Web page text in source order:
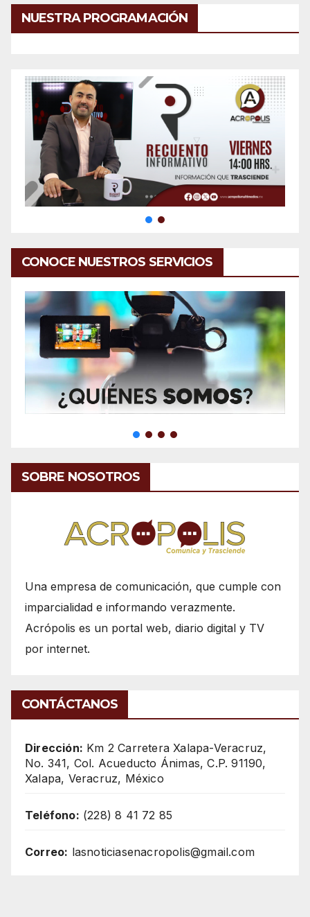
NUESTRA PROGRAMACIÓN
CONOCE NUESTROS SERVICIOS
SOBRE NOSOTROS
Una empresa de comunicación, que cumple con
imparcialidad e informando verazmente.
Acrópolis es un portal web, diario digital y TV
por internet.
CONTÁCTANOS
Dirección: Km 2 Carretera Xalapa-Veracruz,
No. 341, Col. Acueducto Ánimas, C.P. 91190,
Xalapa, Veracruz, México
Teléfono: (228) 8 41 72 85
Correo: lasnoticiasenacropolis@gmail.com